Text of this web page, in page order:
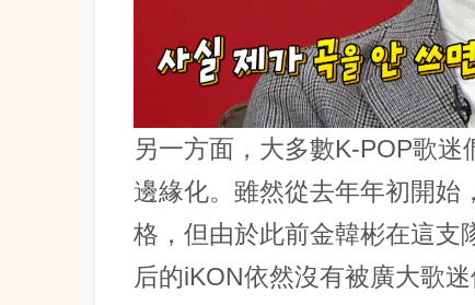
另一方面，大多數K-POP歌
邊緣化。雖然從去年年初開始
格，但由於此前金韓彬在這支
后的iKON依然沒有被廣大歌